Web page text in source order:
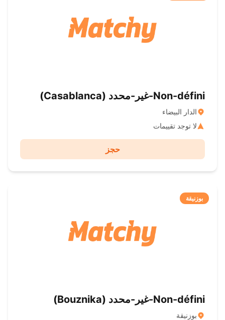
Non-défini-غير-محدد ( Casablanca)
الدار البيضاء
لا توجد تقييمات
حجز
بوزنيقة
Non-défini-غير-محدد ( Bouznika)
بوزنيقة